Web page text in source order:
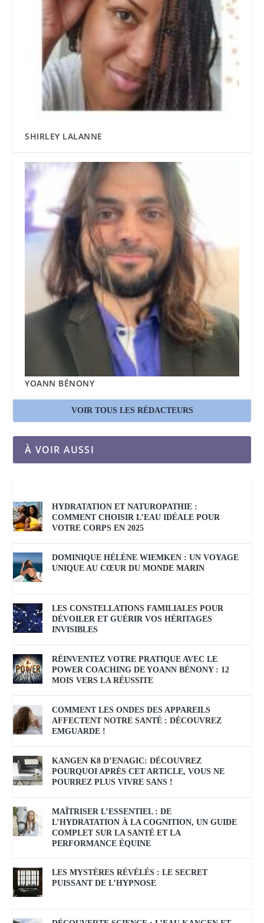
SHIRLEY LALANNE
YOANN BÉNONY
VOIR TOUS LES RÉDACTEURS
À VOIR AUSSI
HYDRATATION ET NATUROPATHIE :
COMMENT CHOISIR L’EAU IDÉALE POUR
VOTRE CORPS EN 2025
DOMINIQUE HÉLÈNE WIEMKEN : UN VOYAGE
UNIQUE AU CŒUR DU MONDE MARIN
LES CONSTELLATIONS FAMILIALES POUR
DÉVOILER ET GUÉRIR VOS HÉRITAGES
INVISIBLES
RÉINVENTEZ VOTRE PRATIQUE AVEC LE
POWER COACHING DE YOANN BÉNONY : 12
MOIS VERS LA RÉUSSITE
COMMENT LES ONDES DES APPAREILS
AFFECTENT NOTRE SANTÉ : DÉCOUVREZ
EMGUARDE !
KANGEN K8 D’ENAGIC: DÉCOUVREZ
POURQUOI APRÈS CET ARTICLE, VOUS NE
POURREZ PLUS VIVRE SANS !
MAÎTRISER L’ESSENTIEL : DE
L’HYDRATATION À LA COGNITION, UN GUIDE
COMPLET SUR LA SANTÉ ET LA
PERFORMANCE ÉQUINE
LES MYSTÈRES RÉVÉLÉS : LE SECRET
PUISSANT DE L’HYPNOSE